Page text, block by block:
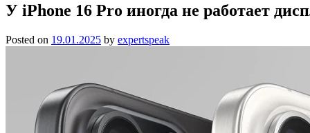
У iPhone 16 Pro иногда не работает
Posted on 19.01.2025 by expertspeak